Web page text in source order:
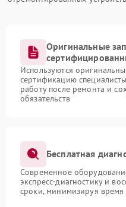
Оригинальные
Используются
сертификацию
работу после ремонта и
обязательств
Бесплатная
Современное
экспресс-диагностику и
сроки, минимизируя время